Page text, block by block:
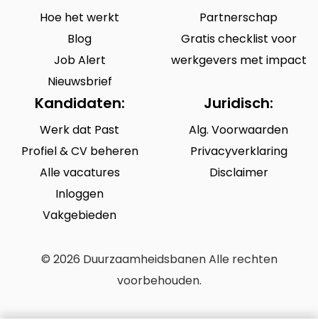
Hoe het werkt
Blog
Job Alert
Nieuwsbrief
Partnerschap
Gratis checklist voor
werkgevers met impact
Kandidaten:
Werk dat Past
Profiel & CV beheren
Alle vacatures
Inloggen
Vakgebieden
Juridisch:
Alg. Voorwaarden
Privacyverklaring
Disclaimer
© 2026 Duurzaamheidsbanen Alle rechten
voorbehouden.